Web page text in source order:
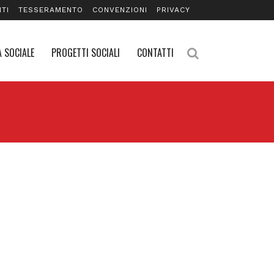
TESSERAMENTO CONVENZIONI PRIVACY
PROGETTI SOCIALI CONTATTI